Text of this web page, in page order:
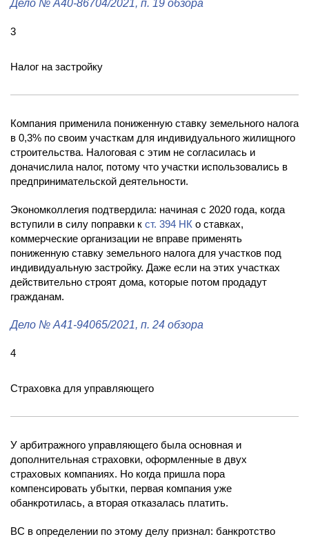
Дело № А40-86704/2021, п. 19 обзора
3
Налог на застройку
Компания применила пониженную ставку земельного налога
в 0,3% по своим участкам для индивидуального жилищного
строительства. Налоговая с этим не согласилась и
доначислила налог, потому что участки использовались в
предпринимательской деятельности.
Экономколлегия подтвердила: начиная с 2020 года, когда
вступили в силу поправки к ст. 394 НК о ставках,
коммерческие организации не вправе применять
пониженную ставку земельного налога для участков под
индивидуальную застройку. Даже если на этих участках
действительно строят дома, которые потом продадут
гражданам.
Дело № А41-94065/2021, п. 24 обзора
4
Страховка для управляющего
У арбитражного управляющего была основная и
дополнительная страховки, оформленные в двух
страховых компаниях. Но когда пришла пора
компенсировать убытки, первая компания уже
обанкротилась, а вторая отказалась платить.
ВС в определении по этому делу признал: банкротство